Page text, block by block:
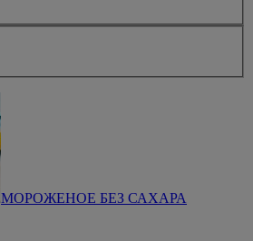
МОРОЖЕНОЕ БЕЗ САХАРА